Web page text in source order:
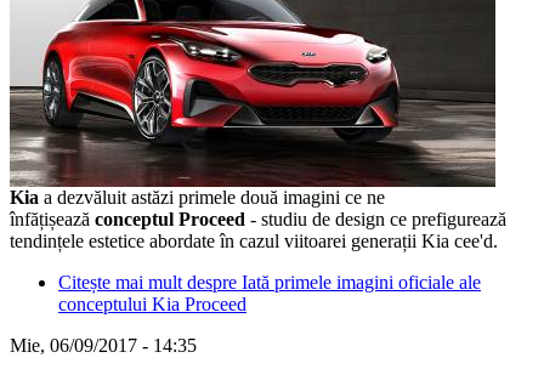
Kia a dezvăluit astăzi primele două imagini ce ne
înfățișează conceptul Proceed - studiu de design ce prefigurează
tendințele estetice abordate în cazul viitoarei generații Kia cee'd.
Citește mai mult despre Iată primele imagini oficiale ale
conceptului Kia Proceed
Mie, 06/09/2017 - 14:35